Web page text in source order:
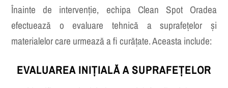
Înainte de intervenție, echipa Clean Spot Oradea
efectuează o evaluare tehnică a suprafețelor și
materialelor care urmează a fi curățate. Aceasta include:
EVALUAREA INIȚIALĂ A SUPRAFEȚELOR